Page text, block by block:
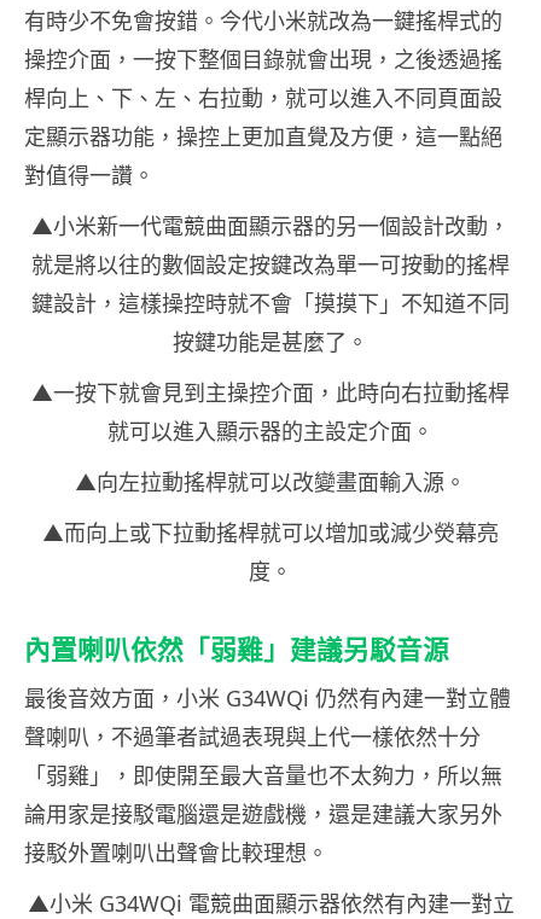
有時少不免會按錯。今代小米就改為一鍵搖桿式的
操控介面，一按下整個目錄就會出現，之後透過搖
桿向上、下、左、右拉動，就可以進入不同頁面設
定顯示器功能，操控上更加直覺及方便，這一點絕
對值得一讚。
▲小米新一代電競曲面顯示器的另一個設計改動，
就是將以往的數個設定按鍵改為單一可按動的搖桿
鍵設計，這樣操控時就不會「摸摸下」不知道不同
按鍵功能是甚麼了。
▲一按下就會見到主操控介面，此時向右拉動搖桿
就可以進入顯示器的主設定介面。
▲向左拉動搖桿就可以改變畫面輸入源。
▲而向上或下拉動搖桿就可以增加或減少熒幕亮
度。
內置喇叭依然「弱雞」建議另駁音源
最後音效方面，小米 G34WQi 仍然有內建一對立體
聲喇叭，不過筆者試過表現與上代一樣依然十分
「弱雞」，即使開至最大音量也不太夠力，所以無
論用家是接駁電腦還是遊戲機，還是建議大家另外
接駁外置喇叭出聲會比較理想。
▲小米 G34WQi 電競曲面顯示器依然有內建一對立